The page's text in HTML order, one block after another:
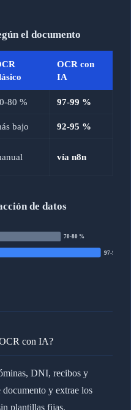
el documento
OCR con
IA
80 % 97-99 %
bajo 92-95 %
vía n8n
de datos
70-80 %
97-99 %
con IA?
DNI, recibos y
y extrae los
plantillas fijas.